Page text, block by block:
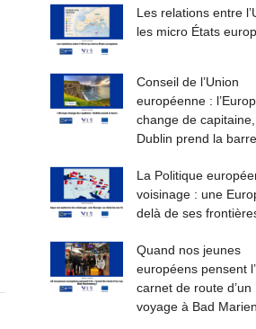
Les relations entre
les micro États
Conseil de l’Union
européenne :
change de capitaine,
Dublin prend la barre
La Politique
voisinage : une
delà de ses
Quand nos jeunes
européens pensent
carnet de route d’un
voyage à Bad